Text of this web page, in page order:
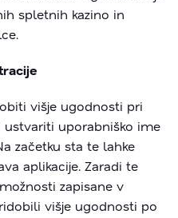
spletnih kazino in
višje ugodnosti pri
ustvariti uporabniško ime
začetku sta te lahke
aplikacije. Zaradi te
zapisane v
višje ugodnosti po